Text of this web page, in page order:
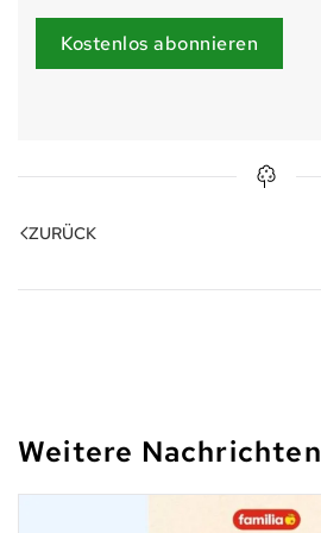
Kostenlos abonnieren
ZURÜCK
Weitere Nachrichten